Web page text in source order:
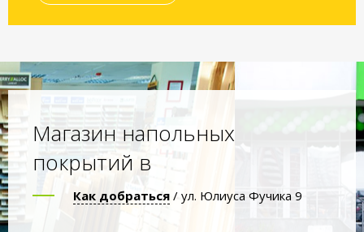
Магазин напольных
покрытий в
Как добраться / ул. Юлиуса Фучика 9